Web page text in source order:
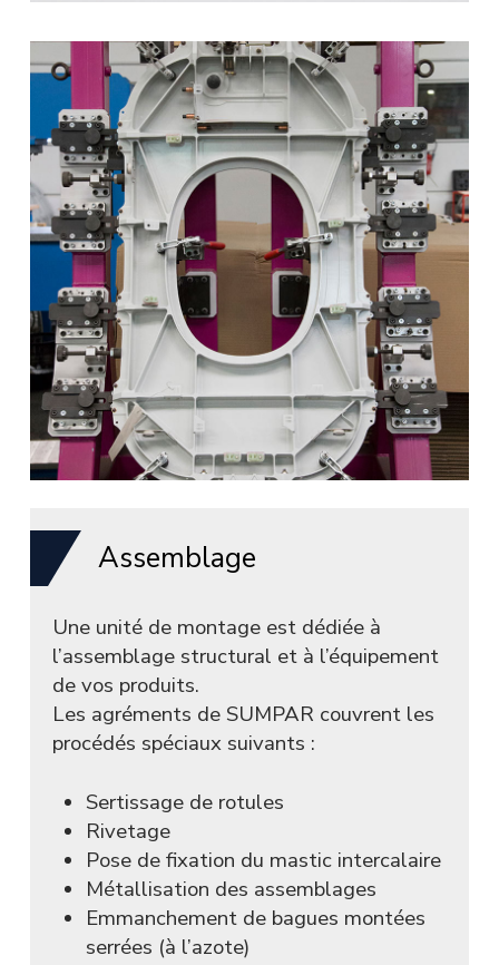
Assemblage
Une unité de montage est dédiée à
l’assemblage structural et à l’équipement
de vos produits.
Les agréments de SUMPAR couvrent les
procédés spéciaux suivants :
Sertissage de rotules
Rivetage
Pose de fixation du mastic intercalaire
Métallisation des assemblages
Emmanchement de bagues montées
serrées (à l’azote)